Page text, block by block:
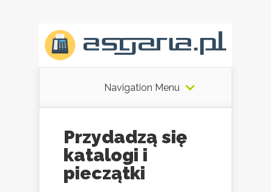
Navigation Menu
Przydadzą się
katalogi i
pieczątki